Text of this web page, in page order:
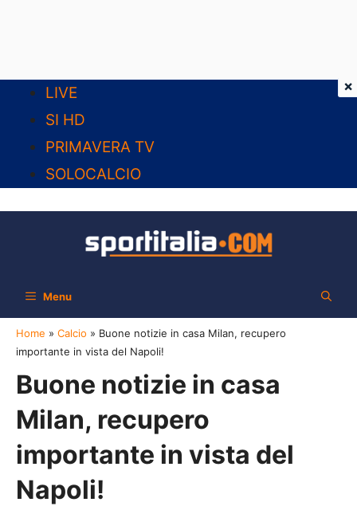
contenuto
LIVE
SI HD
PRIMAVERA TV
SOLOCALCIO
Menu
Home » Calcio » Buone notizie in casa Milan, recupero
importante in vista del Napoli!
Buone notizie in casa
Milan, recupero
importante in vista del
Napoli!
×